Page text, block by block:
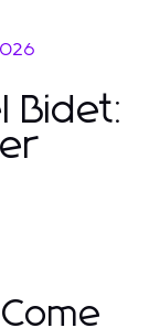
Bidet: